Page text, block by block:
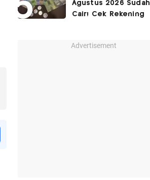
Agustus 2026 Sudah
Cair! Cek Rekening
Advertisement